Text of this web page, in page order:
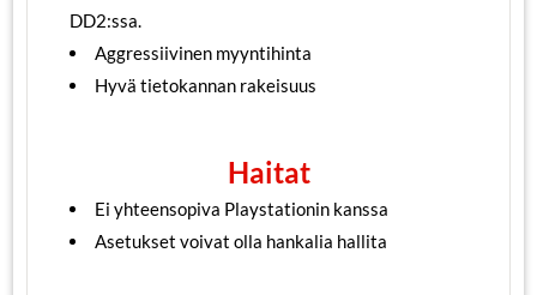
DD2:ssa.
Aggressiivinen myyntihinta
Hyvä tietokannan rakeisuus
Haitat
Ei yhteensopiva Playstationin kanssa
Asetukset voivat olla hankalia hallita